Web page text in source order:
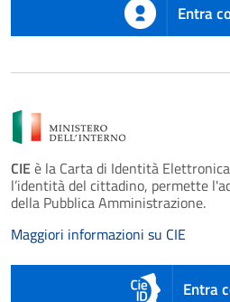
Entra
CIEè la Carta di Identità
l’identità del cittadino, permette
della Pubblica Amministrazione.
Maggiori informazioni su CIE
Entra